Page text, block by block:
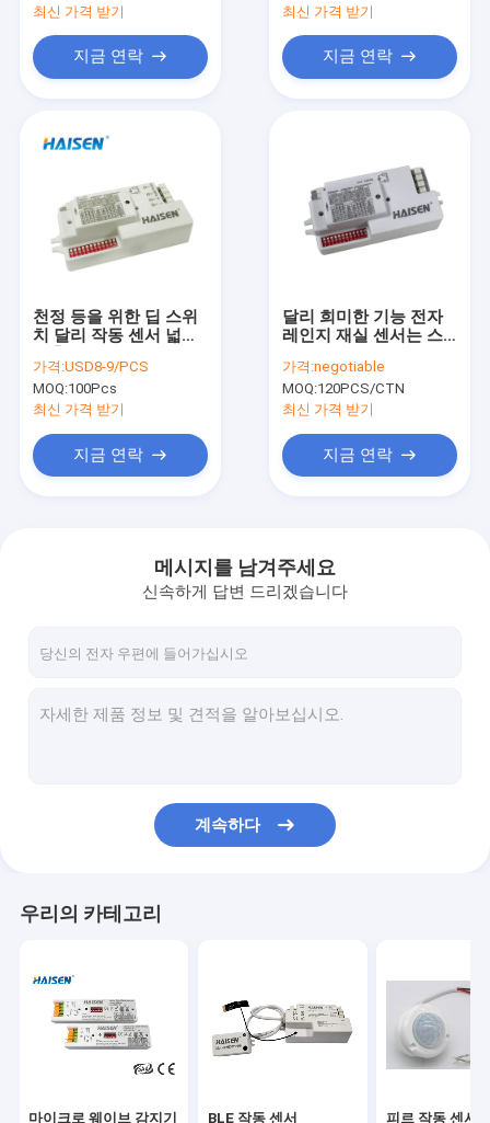
우리에 대하여
인용문을 요구하세요
BLE 작동 센서
피르 작동 센서
최신 가격 받기
지금 연락
최신 가격 받기
지금 연락
천정 등을 위한 딥 스위
치 달리 작동 센서 넓은
가격:USD8-9/PCS
MOQ:100Pcs
최신 가격 받기
지금 연락
달리 희미한 기능 전자
레인지 재실 센서는 스
가격:negotiable
MOQ:120PCS/CTN
최신 가격 받기
지금 연락
메시지를 남겨주세요
신속하게 답변 드리겠습니다
계속하다
우리의 카테고리
마이크로 웨이브 감지기 BLE 작동 센서 피르 작동 센서